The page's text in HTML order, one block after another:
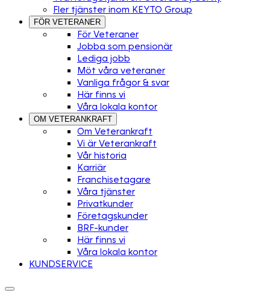
Fler tjänster inom KEYTO Group
FÖR VETERANER
För Veteraner
Jobba som pensionär
Lediga jobb
Möt våra veteraner
Vanliga frågor & svar
Här finns vi
Våra lokala kontor
OM VETERANKRAFT
Om Veterankraft
Vi är Veterankraft
Vår historia
Karriär
Franchisetagare
Våra tjänster
Privatkunder
Företagskunder
BRF-kunder
Här finns vi
Våra lokala kontor
KUNDSERVICE